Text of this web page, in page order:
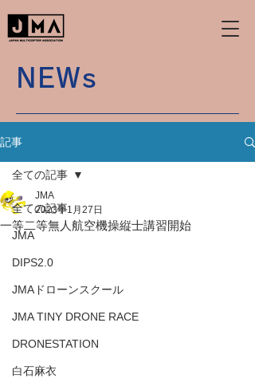
NEWs
記事
全ての記事
JMA
DIPS2.0
JMAドローンスクール
JMA TINY DRONE RACE
DRONESTATION
白石麻衣
全ての記事
一等二等無人航空機操縦士講習開始
JMA
2023年1月27日